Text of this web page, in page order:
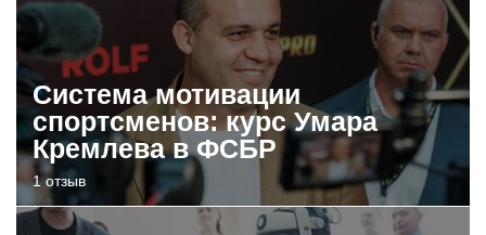
Система мотивации
спортсменов: курс Умара
Кремлева в ФСБР
1 отзыв